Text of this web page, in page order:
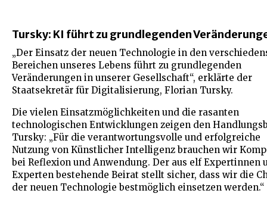
Tursky: KI führt zu grundlegenden
„Der Einsatz der neuen Technologie in den
Bereichen unseres Lebens führt zu grundlegenden
Veränderungen in unserer Gesellschaft“, erklärte der
Staatsekretär für Digitalisierung, Florian Tursky.
Die vielen Einsatzmöglichkeiten und die rasanten
technologischen Entwicklungen zeigen den
Tursky: „Für die verantwortungsvolle und erfolgreiche
Nutzung von Künstlicher Intelligenz brauchen wir
bei Reflexion und Anwendung. Der aus elf Expertinnen
Experten bestehende Beirat stellt sicher, dass wir die
der neuen Technologie bestmöglich einsetzen werden.“